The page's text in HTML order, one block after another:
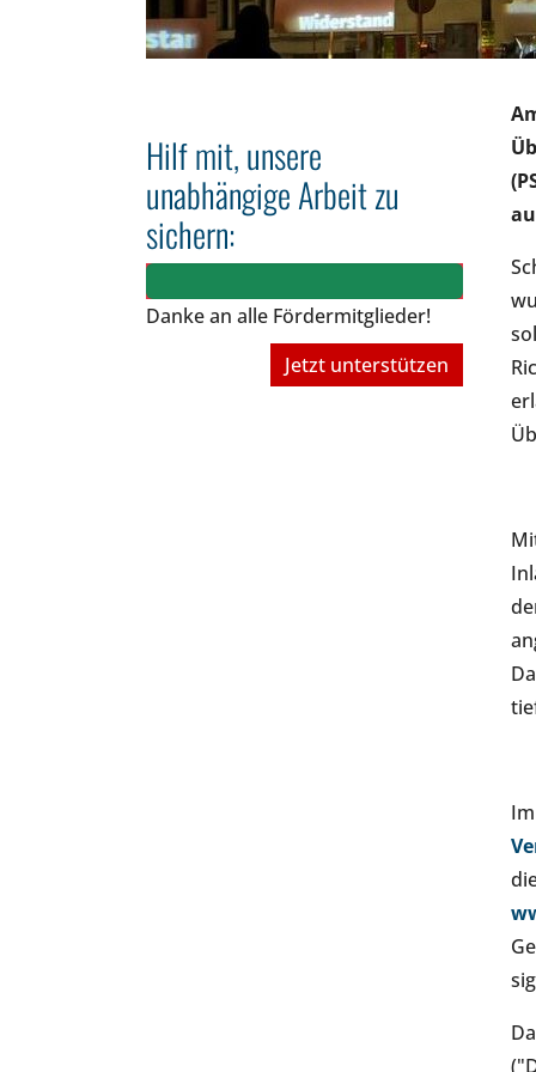
Hilf mit, unsere
unabhängige Arbeit zu
sichern:
Danke an alle Fördermitglieder!
Jetzt unterstützen